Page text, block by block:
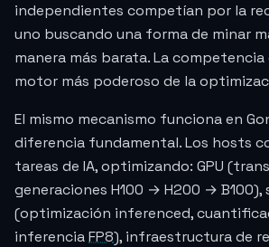
independientes competían por la
uno buscando una forma de minar
manera más barata. La
motor más poderoso de la
El mismo mecanismo funciona en
diferencia fundamental. Los hosts
tareas de IA, optimizando: GPU
generaciones H100 → H200 →
(optimización inferenced,
inferenciaFP8), infraestructura de